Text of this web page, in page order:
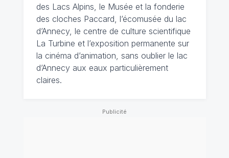
des Lacs Alpins, le Musée et la fonderie
des cloches Paccard, l’écomusée du lac
d’Annecy, le centre de culture scientifique
La Turbine et l’exposition permanente sur
la cinéma d’animation, sans oublier le lac
d’Annecy aux eaux particulièrement
claires.